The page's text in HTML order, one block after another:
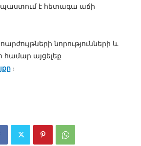
է հետագա աճի
նորությունների և
համար այցելեք
։